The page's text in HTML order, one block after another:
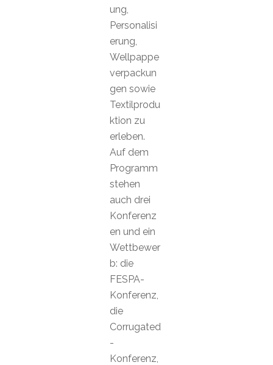
ung,
Personalisi
erung,
Wellpappe
verpackun
gen sowie
Textilprodu
ktion zu
erleben.
Auf dem
Programm
stehen
auch drei
Konferenz
en und ein
Wettbewer
b: die
FESPA-
Konferenz,
die
Corrugated
-
Konferenz,